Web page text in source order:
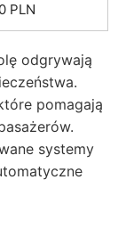
PLN
odgrywają
pomagają​
systemy